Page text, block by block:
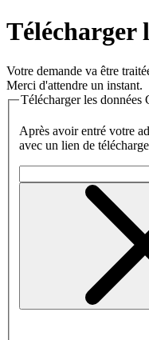
Télécharger
Votre demande va être
Merci d'attendre un instant.
Télécharger les données
Après avoir entré votre
avec un lien de